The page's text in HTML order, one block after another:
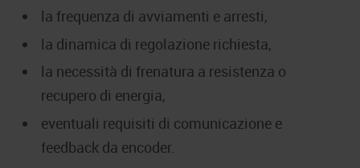
la frequenza di avviamenti e arresti,
la dinamica di regolazione richiesta,
la necessità di frenatura a resistenza o
recupero di energia,
eventuali requisiti di comunicazione e
feedback da encoder.